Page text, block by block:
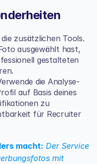
zusätzlichen Tools.
ausgewählt hast,
gestalteten
die Analyse-
auf Basis deines
zu
für Recruiter
macht: Der Service
mit